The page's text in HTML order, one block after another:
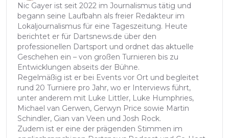
Nic Gayer ist seit 2022 im Journalismus tätig und
begann seine Laufbahn als freier Redakteur im
Lokaljournalismus für eine Tageszeitung. Heute
berichtet er für Dartsnews.de über den
professionellen Dartsport und ordnet das aktuelle
Geschehen ein – von großen Turnieren bis zu
Entwicklungen abseits der Bühne.
Regelmäßig ist er bei Events vor Ort und begleitet
rund 20 Turniere pro Jahr, wo er Interviews führt,
unter anderem mit Luke Littler, Luke Humphries,
Michael van Gerwen, Gerwyn Price sowie Martin
Schindler, Gian van Veen und Josh Rock.
Zudem ist er eine der prägenden Stimmen im